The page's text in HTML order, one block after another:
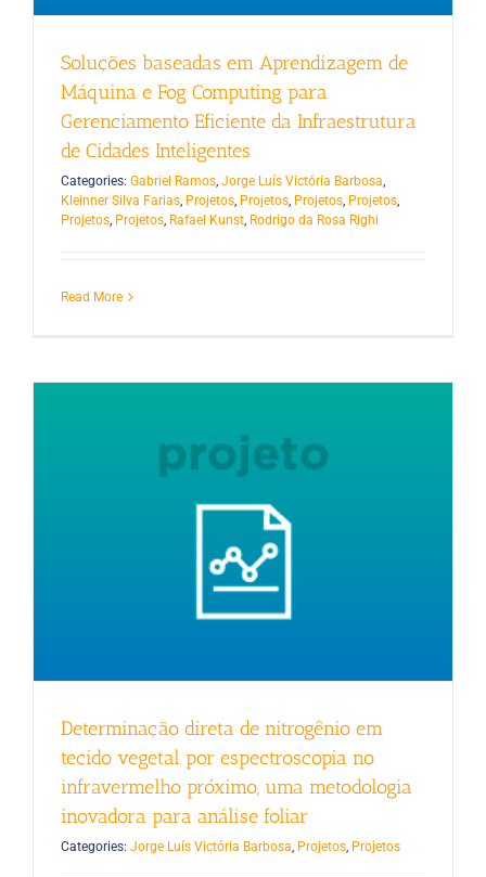
Soluções baseadas em Aprendizagem de
Máquina e Fog Computing para
Gerenciamento Eficiente da Infraestrutura
de Cidades Inteligentes
Categories: Gabriel Ramos, Jorge Luís Victória Barbosa,
Kleinner Silva Farias, Projetos, Projetos, Projetos, Projetos,
Projetos, Projetos, Rafael Kunst, Rodrigo da Rosa Righi
Read More
Determinação direta de nitrogênio em
tecido vegetal por espectroscopia no
infravermelho próximo, uma metodologia
inovadora para análise foliar
Categories: Jorge Luís Victória Barbosa, Projetos, Projetos